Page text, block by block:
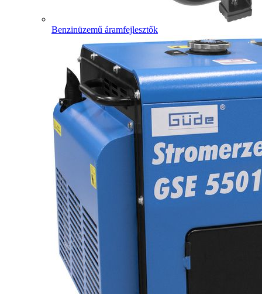
Benzinüzemű áramfejlesztők